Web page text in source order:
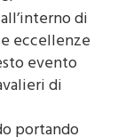
di
eccellenze
evento
di